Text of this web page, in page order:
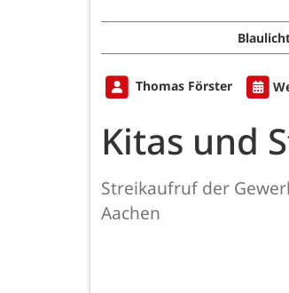
Thomas Förster
Kitas und
Streikaufruf der
Aachen